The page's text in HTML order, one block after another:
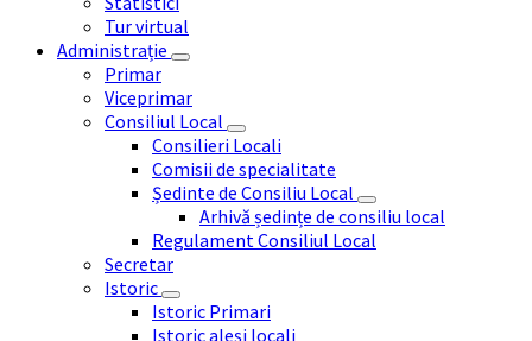
Tur virtual
Administrație
Primar
Viceprimar
Consiliul Local
Consilieri Locali
Comisii de specialitate
Ședinte de Consiliu Local
Arhivă ședințe de consiliu local
Regulament Consiliul Local
Secretar
Istoric
Istoric Primari
Istoric aleși locali